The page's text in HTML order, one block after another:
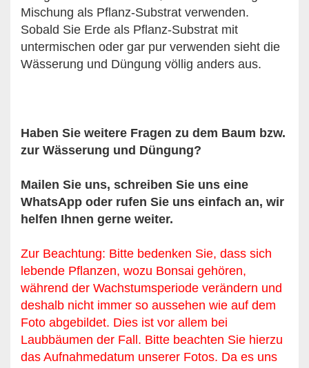
Mischung als Pflanz-Substrat verwenden.
Sobald Sie Erde als Pflanz-Substrat mit
untermischen oder gar pur verwenden sieht die
Wässerung und Düngung völlig anders aus.
Haben Sie weitere Fragen zu dem Baum bzw.
zur Wässerung und Düngung?
Mailen Sie uns, schreiben Sie uns eine
WhatsApp oder rufen Sie uns einfach an, wir
helfen Ihnen gerne weiter.
Zur Beachtung: Bitte bedenken Sie, dass sich
lebende Pflanzen, wozu Bonsai gehören,
während der Wachstumsperiode verändern und
deshalb nicht immer so aussehen wie auf dem
Foto abgebildet. Dies ist vor allem bei
Laubbäumen der Fall. Bitte beachten Sie hierzu
das Aufnahmedatum unserer Fotos. Da es uns